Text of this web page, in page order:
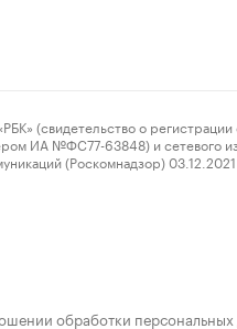
о регистрации
ИА №ФС77-63848) и сетевого
(Роскомнадзор)
обработки